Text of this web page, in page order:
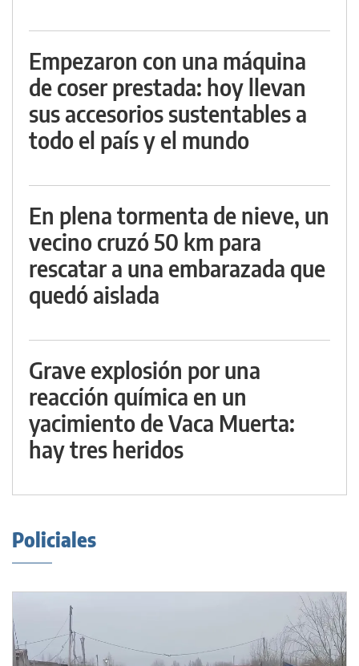
Empezaron con una máquina
de coser prestada: hoy llevan
sus accesorios sustentables a
todo el país y el mundo
En plena tormenta de nieve, un
vecino cruzó 50 km para
rescatar a una embarazada que
quedó aislada
Grave explosión por una
reacción química en un
yacimiento de Vaca Muerta:
hay tres heridos
Policiales